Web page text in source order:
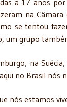
a 17 anos
na
se tentou
um grupo
na
no Brasil nós
nós estamos